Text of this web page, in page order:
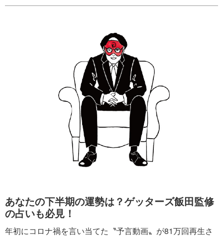
あなたの下半期の運勢は？ゲッターズ飯田監修
の占いも必見！
年初にコロナ禍を言い当てた〝予言動画〟が81万回再生さ